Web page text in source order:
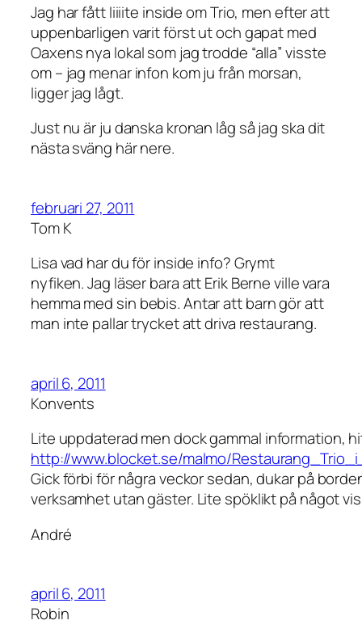
Jag har fått liiiite inside om Trio, men efter att
uppenbarligen varit först ut och gapat med
Oaxens nya lokal som jag trodde “alla” visste
om – jag menar infon kom ju från morsan,
ligger jag lågt.
Just nu är ju danska kronan låg så jag ska dit
nästa sväng här nere.
februari 27, 2011
Tom K
Lisa vad har du för inside info? Grymt
nyfiken. Jag läser bara att Erik Berne ville vara
hemma med sin bebis. Antar att barn gör att
man inte pallar trycket att driva restaurang.
april 6, 2011
Konvents
Lite uppdaterad men dock gammal information,
http://www.blocket.se/malmo/
Gick förbi för några veckor sedan, dukar på
verksamhet utan gäster. Lite spöklikt på något vis
André
april 6, 2011
Robin